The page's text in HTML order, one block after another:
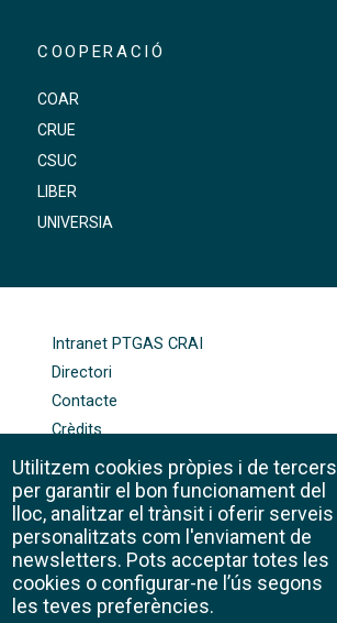
COOPERACIÓ
COAR
CRUE
CSUC
LIBER
UNIVERSIA
Intranet PTGAS CRAI
Directori
Contacte
Crèdits
Política de galetes
Avís legal
©CRAI Universitat de Barcelona
Creative Commons 4.0
Utilitzem cookies pròpies i de tercers
per garantir el bon funcionament del
lloc, analitzar el trànsit i oferir serveis
personalitzats com l'enviament de
newsletters. Pots acceptar totes les
cookies o configurar-ne l’ús segons
les teves preferències.